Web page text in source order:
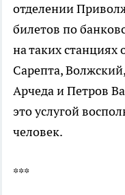
отделении
билетов по
на таких станциях
Сарепта,
Арчеда и Петров
это услугой
человек.
***